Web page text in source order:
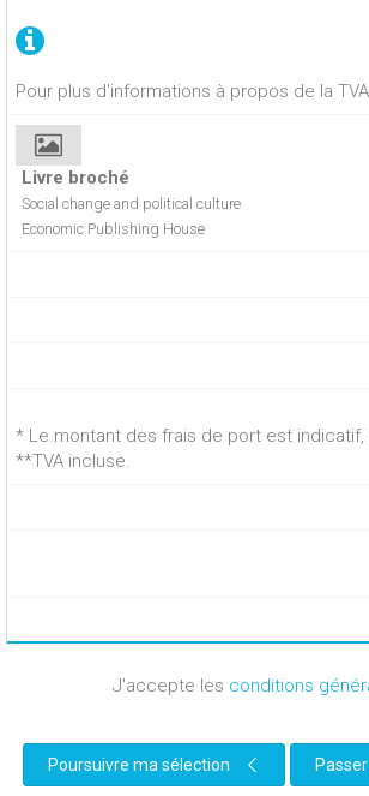
Pour plus d'informations à propos de la
Livre broché
Social change and political culture
Economic Publishing House
* Le montant des frais de port est
**TVA incluse.
J'accepte les conditions
Poursuivre ma sélection